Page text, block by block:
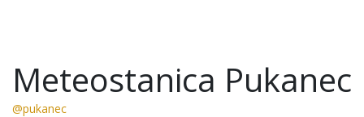
Meteostanica Pukanec
@pukanec